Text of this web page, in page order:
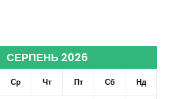
СЕРПЕНЬ 2026
Ср Чт Пт Сб Нд